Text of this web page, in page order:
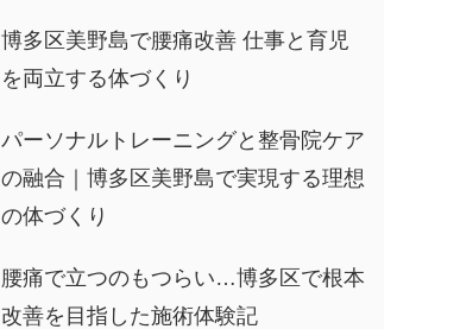
博多区美野島で腰痛改善 仕事と育児
を両立する体づくり
パーソナルトレーニングと整骨院ケア
の融合｜博多区美野島で実現する理想
の体づくり
腰痛で立つのもつらい…博多区で根本
改善を目指した施術体験記